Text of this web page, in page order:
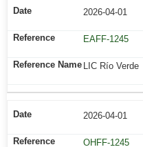
2026-04-01
EAFF-1245
LIC Río Verde
2026-04-01
OHFF-1245